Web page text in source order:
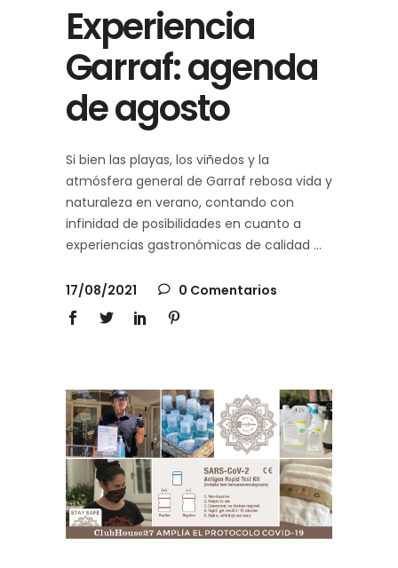
Experiencia
Garraf: agenda
de agosto
Si bien las playas, los viñedos y la
atmósfera general de Garraf rebosa vida y
naturaleza en verano, contando con
infinidad de posibilidades en cuanto a
experiencias gastronómicas de calidad
17/08/2021 0 Comentarios